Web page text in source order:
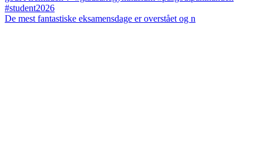
De mest fantastiske eksamensdage er overstået og n